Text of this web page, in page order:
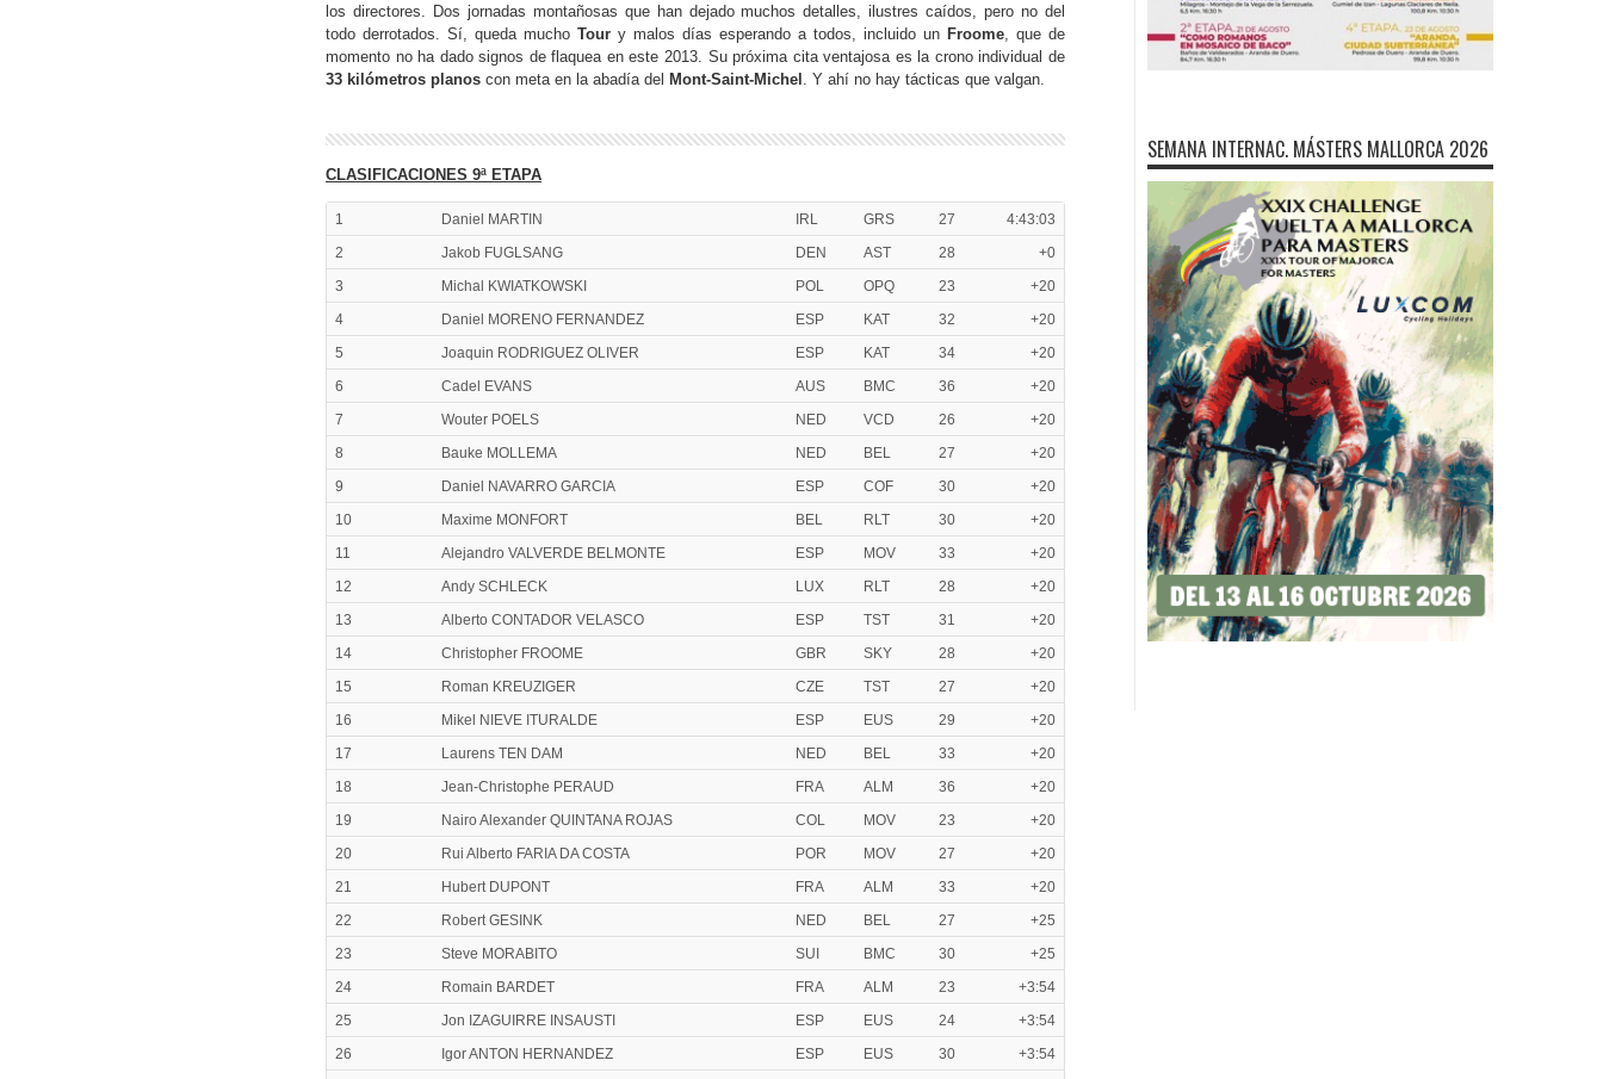
los directores. Dos jornadas montañosas que han dejado muchos detalles, ilustres caídos, pero no del
todo derrotados. Sí, queda mucho Tour y malos días esperando a todos, incluido un Froome, que de
momento no ha dado signos de flaquea en este 2013. Su próxima cita ventajosa es la crono individual de
33 kilómetros planos con meta en la abadía del Mont-Saint-Michel . Y ahí no hay tácticas que valgan.
CLASIFICACIONES 9ª ETAPA
1 Daniel MARTIN IRL GRS 27
4:43:03
2
Jakob FUGLSANG DEN AST 28
+0
3
Michal KWIATKOWSKI POL OPQ 23
+20
4
Daniel MORENO FERNANDEZ ESP KAT 32
+20
5
Joaquin RODRIGUEZ OLIVER ESP KAT 34
+20
6
Cadel EVANS AUS BMC 36
+20
7
Wouter POELS NED VCD 26
+20
8
Bauke MOLLEMA NED BEL 27
+20
9
Daniel NAVARRO GARCIA ESP COF 30
+20
10
Maxime MONFORT BEL RLT 30
+20
11
Alejandro VALVERDE BELMONTE ESP MOV 33
+20
12
Andy SCHLECK LUX RLT 28
+20
13
Alberto CONTADOR VELASCO ESP TST 31
+20
14
Christopher FROOME GBR SKY 28
+20
15
Roman KREUZIGER CZE TST 27
+20
16
Mikel NIEVE ITURALDE ESP EUS 29
+20
17
Laurens TEN DAM NED BEL 33
+20
18
Jean-Christophe PERAUD FRA ALM 36
+20
19
Nairo Alexander QUINTANA ROJAS COL MOV 23
+20
20
Rui Alberto FARIA DA COSTA POR MOV 27
+20
21
Hubert DUPONT FRA ALM 33
+20
22
Robert GESINK NED BEL 27
+25
23
Steve MORABITO SUI BMC 30
+25
24
Romain BARDET FRA ALM 23
+3:54
25
Jon IZAGUIRRE INSAUSTI ESP EUS 24
+3:54
26
Igor ANTON HERNANDEZ ESP EUS 30
+3:54
SEMANA INTERNAC. MÁSTERS MALLORCA 2026